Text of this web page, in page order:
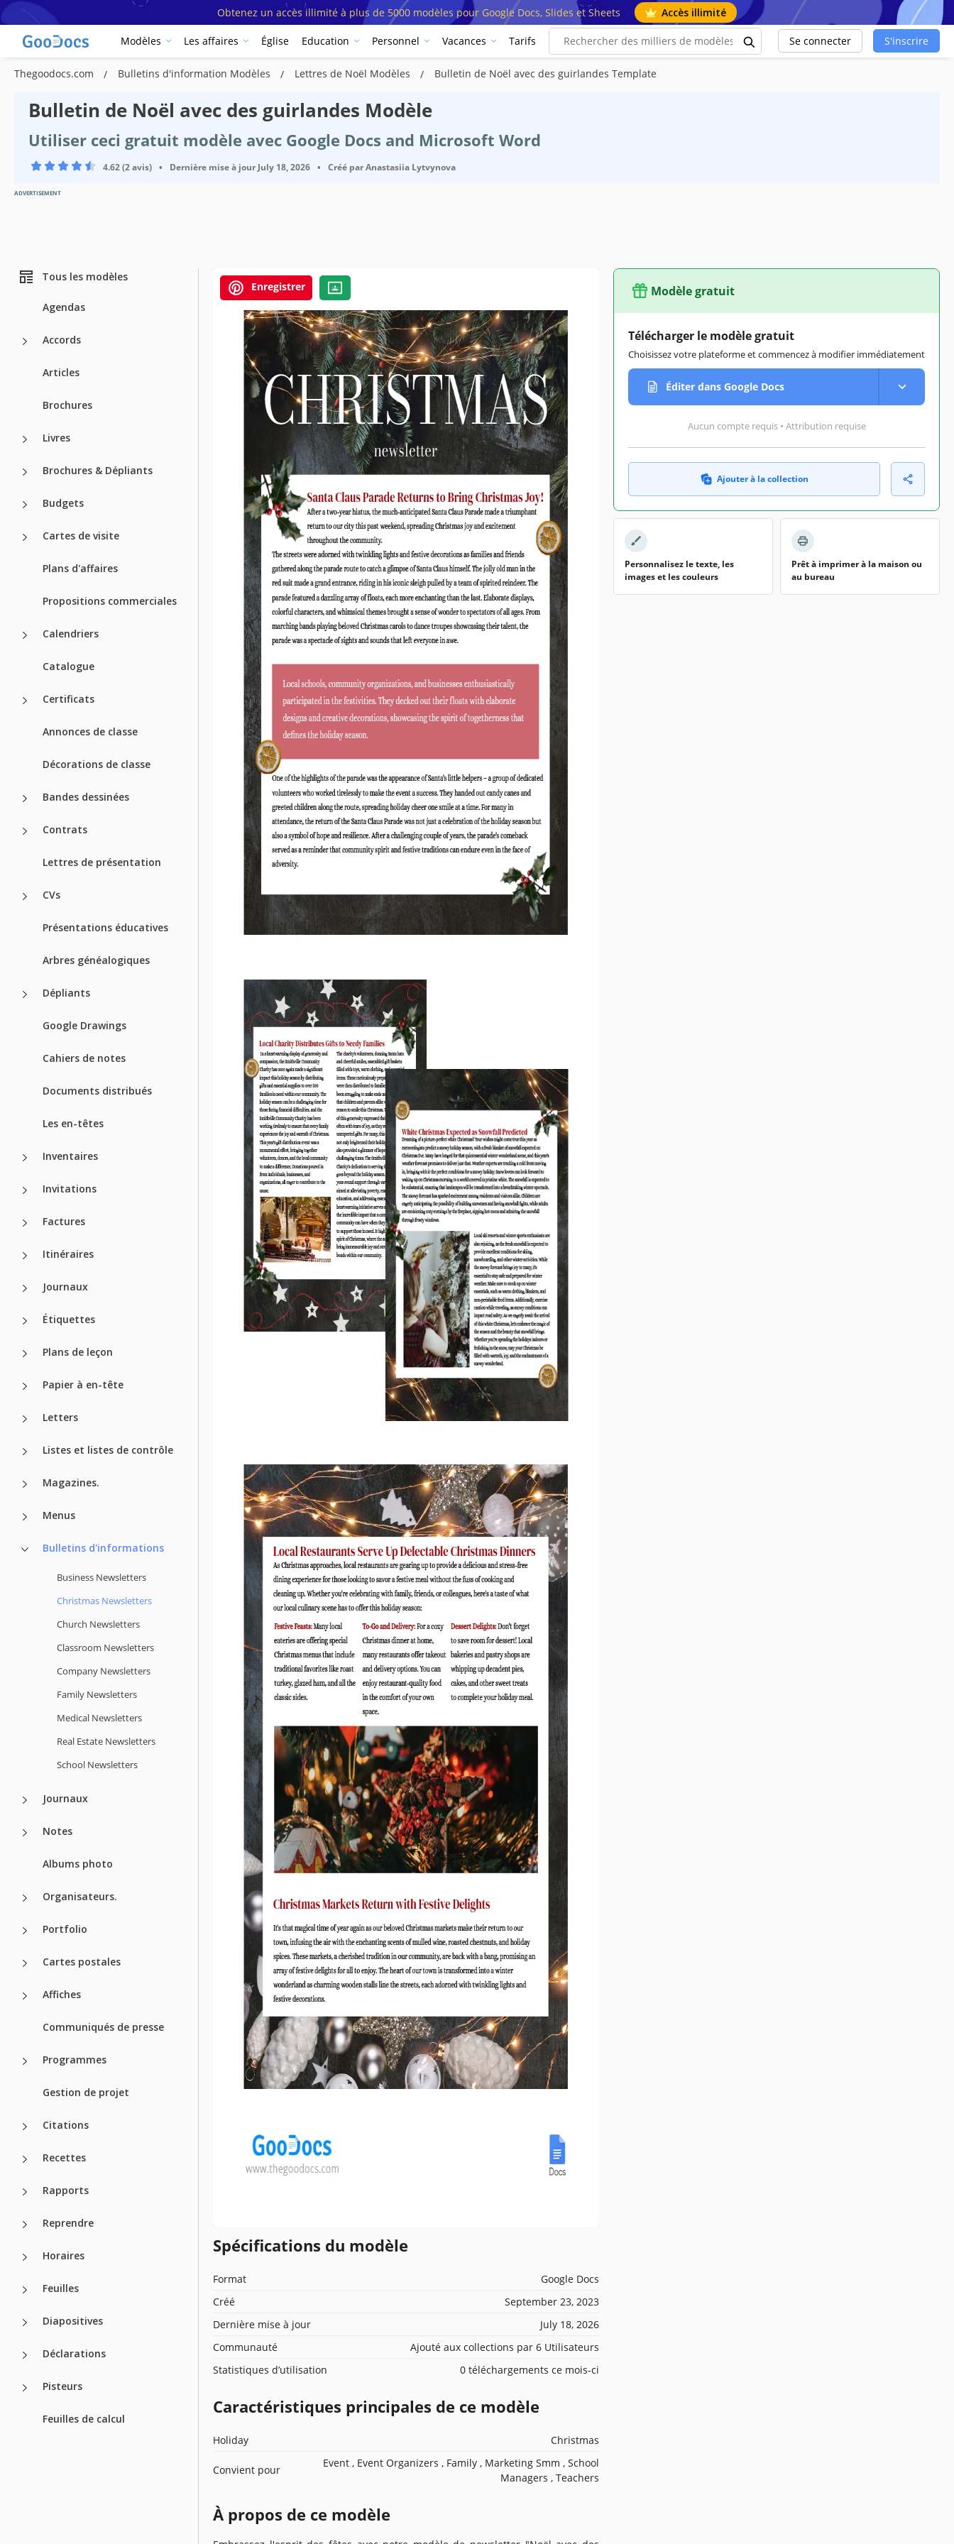
Obtenez un accès illimité à plus de 5000 modèles pour Google Docs, Slides et Sheets Accès illimité
Modèles Les affaires Église Education Personnel Vacances Tarifs Se connecter S'inscrire
Thegoodocs.com Bulletins d'information Modèles Lettres de Noël Modèles Bulletin de Noël avec des guirlandes Template
Bulletin de Noël avec des guirlandes Modèle
Utiliser ceci gratuit modèle avec Google Docs and Microsoft Word
4.62 (2 avis) • Dernière mise à jour July 18, 2026 • Créé parAnastasiia Lytvynova
ADVERTISEMENT
Tous les modèles
Agendas
Accords
Articles
Brochures
Livres
Brochures & Dépliants
Budgets
Cartes de visite
Plans d'affaires
Propositions commerciales
Calendriers
Catalogue
Certificats
Annonces de classe
Décorations de classe
Bandes dessinées
Contrats
Lettres de présentation
CVs
Présentations éducatives
Arbres généalogiques
Dépliants
Google Drawings
Cahiers de notes
Documents distribués
Les en-têtes
Inventaires
Invitations
Factures
Itinéraires
Journaux
Étiquettes
Plans de leçon
Papier à en-tête
Letters
Listes et listes de contrôle
Magazines.
Menus
Bulletins d'informations
Business Newsletters
Christmas Newsletters
Church Newsletters
Classroom Newsletters
Company Newsletters
Family Newsletters
Medical Newsletters
Real Estate Newsletters
School Newsletters
Journaux
Notes
Albums photo
Organisateurs.
Portfolio
Cartes postales
Affiches
Communiqués de presse
Programmes
Gestion de projet
Citations
Recettes
Rapports
Reprendre
Horaires
Feuilles
Diapositives
Déclarations
Pisteurs
Feuilles de calcul
Enregistrer
Spécifications du modèle
Format
Google Docs
Créé
September 23, 2023
Dernière mise à jour
July 18, 2026
Communauté
Ajouté aux collections par 6 Utilisateurs
Statistiques d’utilisation
0 téléchargements ce mois-ci
Caractéristiques principales de ce modèle
Holiday Christmas
Convient pour
Event , Event Organizers , Family , Marketing Smm , School
Managers , Teachers
À propos de ce modèle
Modèle gratuit
Télécharger le modèle gratuit
Choisissez votre plateforme et commencez à modifier immédiatement
Éditer dans Google Docs
Aucun compte requis • Attribution requise
Ajouter à la collection
Personnalisez le texte, les
images et les couleurs
Prêt à imprimer à la maison ou
au bureau